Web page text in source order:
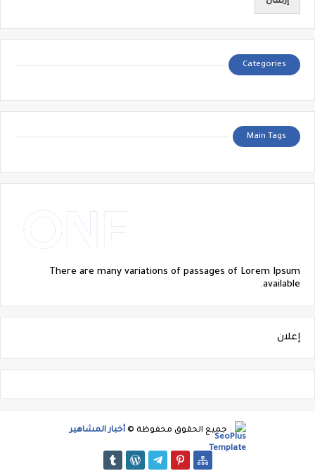
Categories
Main Tags
There are many variations of passages of Lorem Ipsum
available.
إعلان
جميع الحقوق محفوظة © أخبار المشاهير